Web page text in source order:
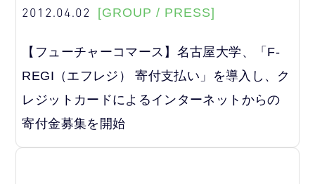
2012.04.02 [GROUP / PRESS]
【フューチャーコマース】名古屋大学、「F-
REGI（エフレジ） 寄付支払い」を導入し、ク
レジットカードによるインターネットからの
寄付金募集を開始